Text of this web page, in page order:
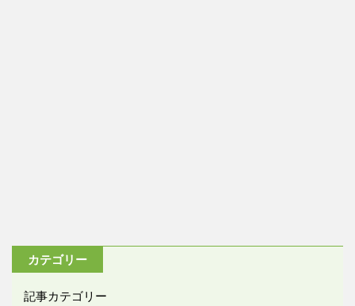
カテゴリー
記事カテゴリー